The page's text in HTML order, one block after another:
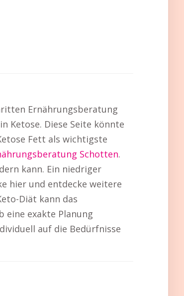
Ernährungsberatung
Ketose. Diese Seite könnte
Fett als wichtigste
Schotten.
kann. Ein niedriger
hier und entdecke weitere
Diät kann das
eine exakte Planung
auf die Bedürfnisse